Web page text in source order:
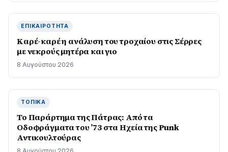
ΕΠΙΚΑΙΡΌΤΗΤΑ
Καρέ-καρέ η ανάλυση του τροχαίου στις Σέρρες
με νεκρούς μητέρα και γιο
8 Αυγούστου 2026
ΤΟΠΙΚΆ
Το Παράρτημα της Πάτρας: Από τα
Οδοφράγματα του ’73 στα Ηχεία της Punk
Αντικουλτούρας